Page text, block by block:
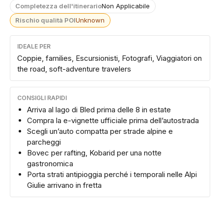
Completezza dell'itinerarioNon Applicabile
Rischio qualità POIUnknown
IDEALE PER
Coppie, families, Escursionisti, Fotografi, Viaggiatori on
the road, soft-adventure travelers
CONSIGLI RAPIDI
Arriva al lago di Bled prima delle 8 in estate
Compra la e-vignette ufficiale prima dell’autostrada
Scegli un’auto compatta per strade alpine e
parcheggi
Bovec per rafting, Kobarid per una notte
gastronomica
Porta strati antipioggia perché i temporali nelle Alpi
Giulie arrivano in fretta